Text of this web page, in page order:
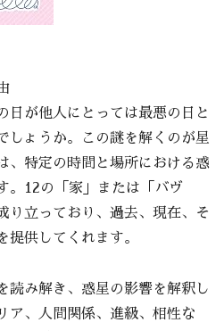
日が他人にとっては最悪の日と
しょうか。この謎を解くのが星
、特定の時間と場所における惑
。12の「家」または「バヴ
り立っており、過去、現在、そ
提供してくれます。
読み解き、惑星の影響を解釈し
ア、人間関係、進級、相性な